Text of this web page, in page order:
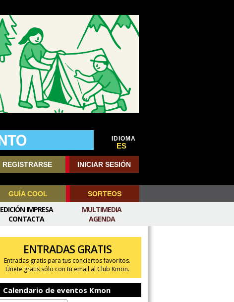
IDIOMA
ES
REGISTRARSE INICIAR SESIÓN
GUÍA COOL SORTEOS
MULTIMEDIA
AGENDA
EDICIÓN IMPRESA
CONTACTA
ENTRADAS GRATIS
Entradas gratis para tus conciertos favoritos.
Únete gratis sólo con tu email al Club Kmon.
Calendario de eventos Kmon